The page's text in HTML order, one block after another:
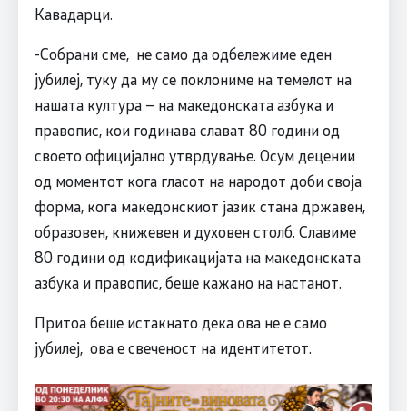
Кавадарци.
-Собрани сме, не само да одбележиме еден
јубилеј, туку да му се поклониме на темелот на
нашата култура – на македонската азбука и
правопис, кои годинава слават 80 години од
своето официјално утврдување. Осум децении
од моментот кога гласот на народот доби своја
форма, кога македонскиот јазик стана државен,
образовен, книжевен и духовен столб. Славиме
80 години од кодификацијата на македонската
азбука и правопис, беше кажано на настанот.
Притоа беше истакнато дека ова не е само
јубилеј, ова е свеченост на идентитетот.